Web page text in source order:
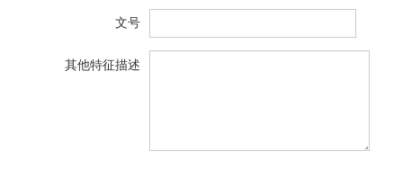
文号
其他特征描述